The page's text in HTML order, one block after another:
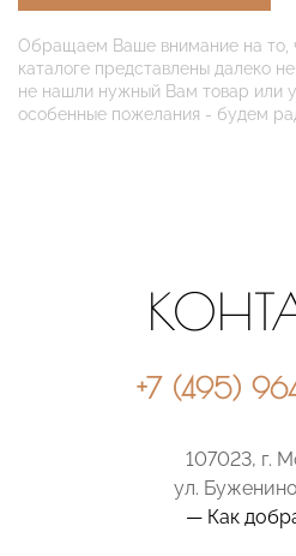
Обращаем Ваше внимание на то,
каталоге представлены далеко
не нашли нужный Вам товар или
особенные пожелания - будем
+7 (495)
107023, г.
ул.
— Как